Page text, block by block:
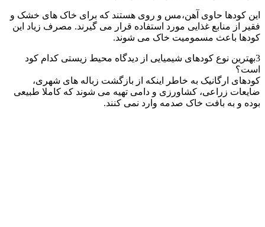
این کودها حاوی آهن،مس و روی هستند که برای خاک های خشک و
فقیر از منابع غذایی مورد استفاده قرار می گیرند. مصرف زیاد این
کودها باعث مسمومیت خاک می شوند.
3بهترین نوع کودهای شیمیایی از دیدگاه محیط زیستی کدام کود
است؟
کودهای ارگانیک به خاطر اینکه از بازگشت زباله های شهری،
ضایعات زراعی، کشاورزی و دامی تهیه می شوند که کاملا طبیعی
بوده و به بافت خاک صدمه وارد نمی کنند.